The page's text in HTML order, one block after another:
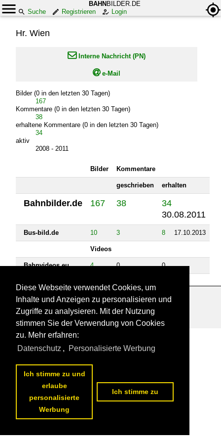
BAHN BILDER.DE
Suche
Registrieren Login
Hr. Wien
 Interne Nachricht (PN)
e-Mail
Bilder (0 in den letzten 30 Tagen)
167
Kommentare (0 in den letzten 30 Tagen)
38
erhaltene Kommentare (0 in den letzten 30 Tagen)
34
aktiv
2008 - 2011
Bilder Kommentare
geschrieben erhalten
Bahnbilder.de 167 38
34
30.08.2011
Bus-bild.de 10 3 8 17.10.2013
Videos
Bahnvideos.eu 4 0 0
Datenschutzerklärung|Impressum |Kontakt
Diese Webseite verwendet Cookies, um
Inhalte und Anzeigen zu personalisieren und
Zugriffe zu analysieren. Mit der Nutzung
stimmen Sie der Verwendung von Cookies
zu. Mehr erfahren:
Datenschutz , Personalisierte Werbung
Ich stimme zu und
erlaube
personalisierte
Werbung
Ich stimme zu